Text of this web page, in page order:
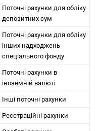
Поточні рахунки для обліку
депозитних сум
Поточні рахунки для обліку
інших надходжень
спеціального фонду
Поточні рахунки в
іноземній валюті
Інші поточні рахунки
Реєстраційні рахунки